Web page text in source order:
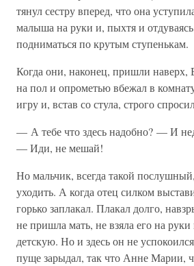
тянул сестру вперед, что она
малыша на руки и, пыхтя и
подниматься по крутым ступенькам.
Когда они, наконец, пришли наверх,
на пол и опрометью вбежал в
игру и, встав со стула, строго
— А тебе что здесь надобно? — И
— Иди, не мешай!
Но мальчик, всегда такой
уходить. А когда отец силком
горько заплакал. Плакал долго,
не пришла мать, не взяла его на руки
детскую. Но и здесь он не
пуще зарыдал, так что Анне Марии,